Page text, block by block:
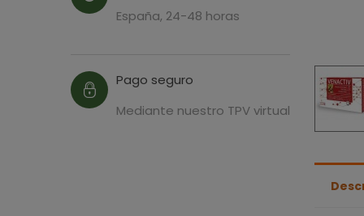
España, 24-48 horas
Pago seguro
Mediante nuestro TPV virtual